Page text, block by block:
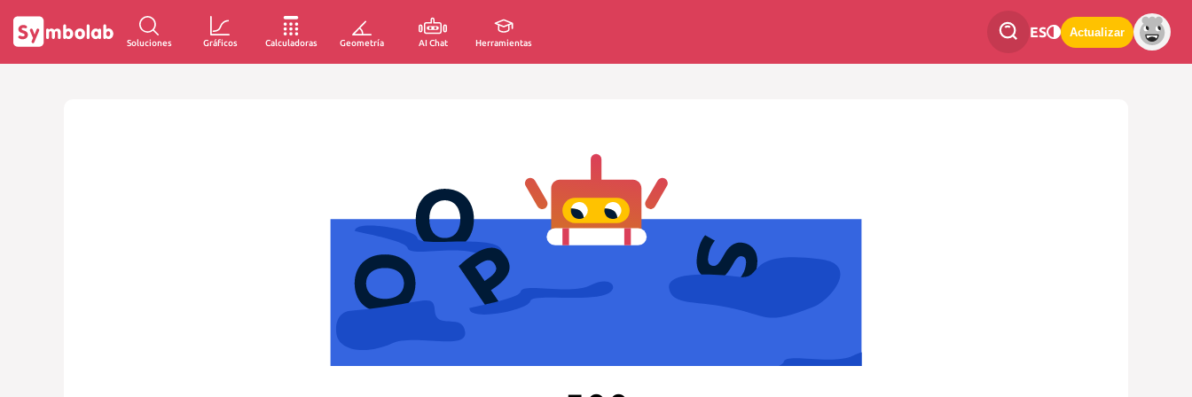
Soluciones Gráficos Calculadoras Geometría AI Chat Herramientas
ES Actualizar